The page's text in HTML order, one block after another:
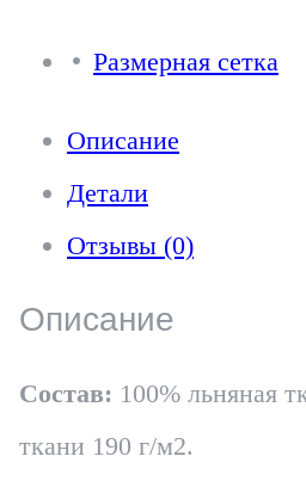
авокадо
Размерная сетка
Описание
Детали
Отзывы (0)
Описание
Состав: 100% льняная
ткани 190 г/м2.